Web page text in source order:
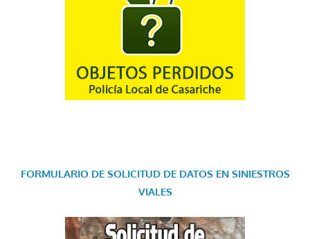
FORMULARIO DE SOLICITUD DE DATOS EN SINIESTROS
VIALES